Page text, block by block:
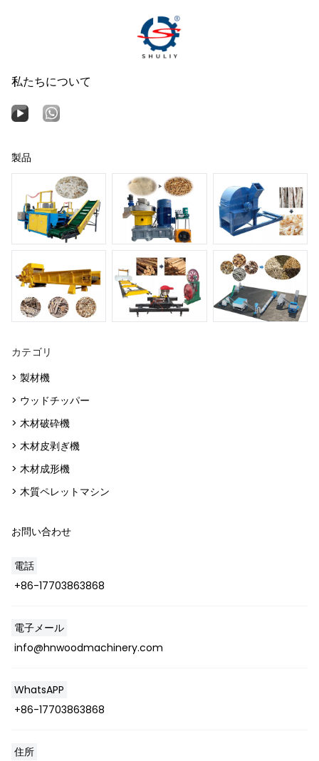
私たちについて
製品
カテゴリ
> 製材機
> ウッドチッパー
> 木材破砕機
> 木材皮剥ぎ機
> 木材成形機
> 木質ペレットマシン
お問い合わせ
電話
+86-17703863868
電子メール
info@hnwoodmachinery.com
WhatsAPP
+86-17703863868
住所